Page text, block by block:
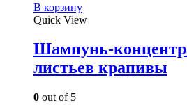
В корзину
Quick View
Шампунь-
листьев крапивы
0 out of 5